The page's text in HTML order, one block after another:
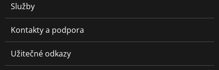
Služby
Kontakty a podpora
Užitečné odkazy